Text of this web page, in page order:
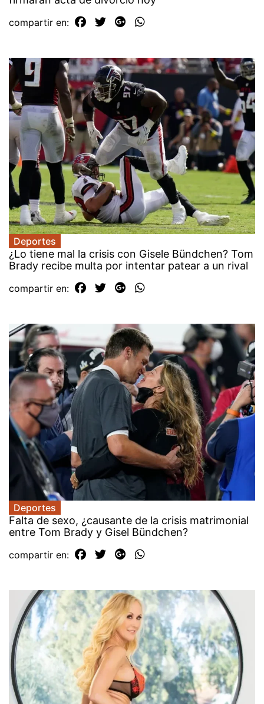
compartir en:
Deportes
¿Lo tiene mal la crisis con Gisele Bündchen? Tom
Brady recibe multa por intentar patear a un rival
compartir en:
Deportes
Falta de sexo, ¿causante de la crisis matrimonial
entre Tom Brady y Gisel Bündchen?
compartir en: